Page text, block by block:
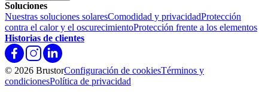
Soluciones
Nuestras soluciones solaresComodidad y privacidadProtección
contra el calor y el oscurecimientoProtección frente a los elementos
Historias de clientes
© 2026 BrustorConfiguración de cookiesTérminos y
condicionesPolítica de privacidad